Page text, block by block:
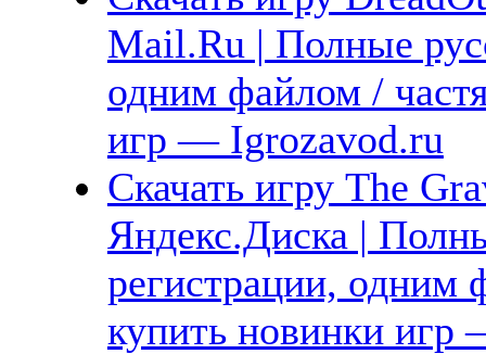
Mail.Ru | Полные
одним файлом /
игр — Igrozavod.ru
Скачать игру The
Яндекс.Диска |
регистрации, одним
купить новинки